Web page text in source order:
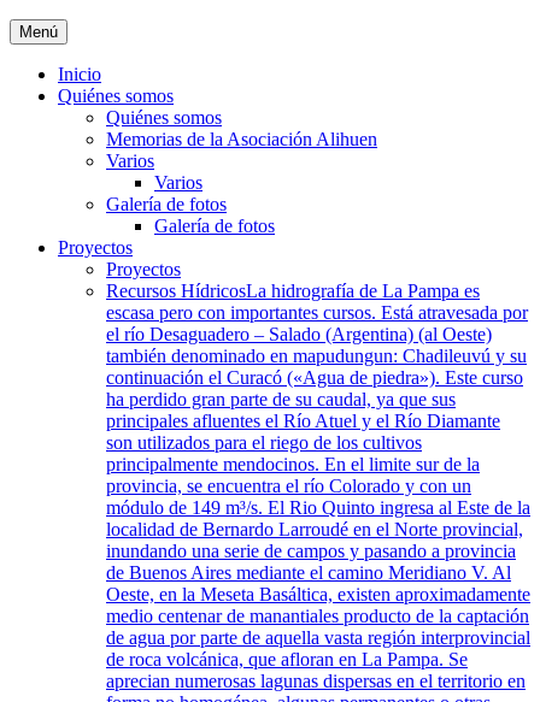
Menú
Inicio
Quiénes somos
Quiénes somos
Memorias de la Asociación Alihuen
Varios
Varios
Galería de fotos
Galería de fotos
Proyectos
Proyectos
Recursos HídricosLa hidrografía de La Pampa es
escasa pero con importantes cursos. Está atravesada por
el río Desaguadero – Salado (Argentina) (al Oeste)
también denominado en mapudungun: Chadileuvú y su
continuación el Curacó («Agua de piedra»). Este curso
ha perdido gran parte de su caudal, ya que sus
principales afluentes el Río Atuel y el Río Diamante
son utilizados para el riego de los cultivos
principalmente mendocinos. En el limite sur de la
provincia, se encuentra el río Colorado y con un
módulo de 149 m³/s. El Rio Quinto ingresa al Este de la
localidad de Bernardo Larroudé en el Norte provincial,
inundando una serie de campos y pasando a provincia
de Buenos Aires mediante el camino Meridiano V. Al
Oeste, en la Meseta Basáltica, existen aproximadamente
medio centenar de manantiales producto de la captación
de agua por parte de aquella vasta región interprovincial
de roca volcánica, que afloran en La Pampa. Se
aprecian numerosas lagunas dispersas en el territorio en